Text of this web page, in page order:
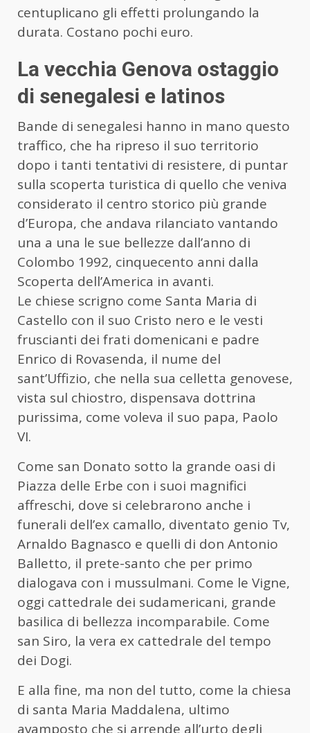
centuplicano gli effetti prolungando la
durata. Costano pochi euro.
La vecchia Genova ostaggio
di senegalesi e latinos
Bande di senegalesi hanno in mano questo
traffico, che ha ripreso il suo territorio
dopo i tanti tentativi di resistere, di puntar
sulla scoperta turistica di quello che veniva
considerato il centro storico più grande
d’Europa, che andava rilanciato vantando
una a una le sue bellezze dall’anno di
Colombo 1992, cinquecento anni dalla
Scoperta dell’America in avanti.
Le chiese scrigno come Santa Maria di
Castello con il suo Cristo nero e le vesti
fruscianti dei frati domenicani e padre
Enrico di Rovasenda, il nume del
sant’Uffizio, che nella sua celletta genovese,
vista sul chiostro, dispensava dottrina
purissima, come voleva il suo papa, Paolo
VI.
Come san Donato sotto la grande oasi di
Piazza delle Erbe con i suoi magnifici
affreschi, dove si celebrarono anche i
funerali dell’ex camallo, diventato genio Tv,
Arnaldo Bagnasco e quelli di don Antonio
Balletto, il prete-santo che per primo
dialogava con i mussulmani. Come le Vigne,
oggi cattedrale dei sudamericani, grande
basilica di bellezza incomparabile. Come
san Siro, la vera ex cattedrale del tempo
dei Dogi.
E alla fine, ma non del tutto, come la chiesa
di santa Maria Maddalena, ultimo
avamposto che si arrende all’urto degli